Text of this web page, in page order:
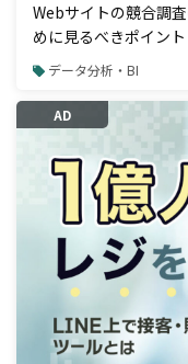
Webサイトの競合調
めに見るべきポイント
データ分析・BI
AD